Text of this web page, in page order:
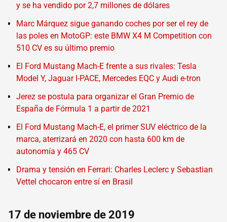
y se ha vendido por 2,7 millones de dólares
Marc Márquez sigue ganando coches por ser el rey de
las poles en MotoGP: este BMW X4 M Competition con
510 CV es su último premio
El Ford Mustang Mach-E frente a sus rivales: Tesla
Model Y, Jaguar I-PACE, Mercedes EQC y Audi e-tron
Jerez se postula para organizar el Gran Premio de
España de Fórmula 1 a partir de 2021
El Ford Mustang Mach-E, el primer SUV eléctrico de la
marca, aterrizará en 2020 con hasta 600 km de
autonomía y 465 CV
Drama y tensión en Ferrari: Charles Leclerc y Sebastian
Vettel chocaron entre sí en Brasil
17 de noviembre de 2019